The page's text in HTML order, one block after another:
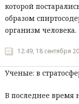
которой
образом
организм человека.
12:49, 18 сентября
Ученые: в
В последнее время